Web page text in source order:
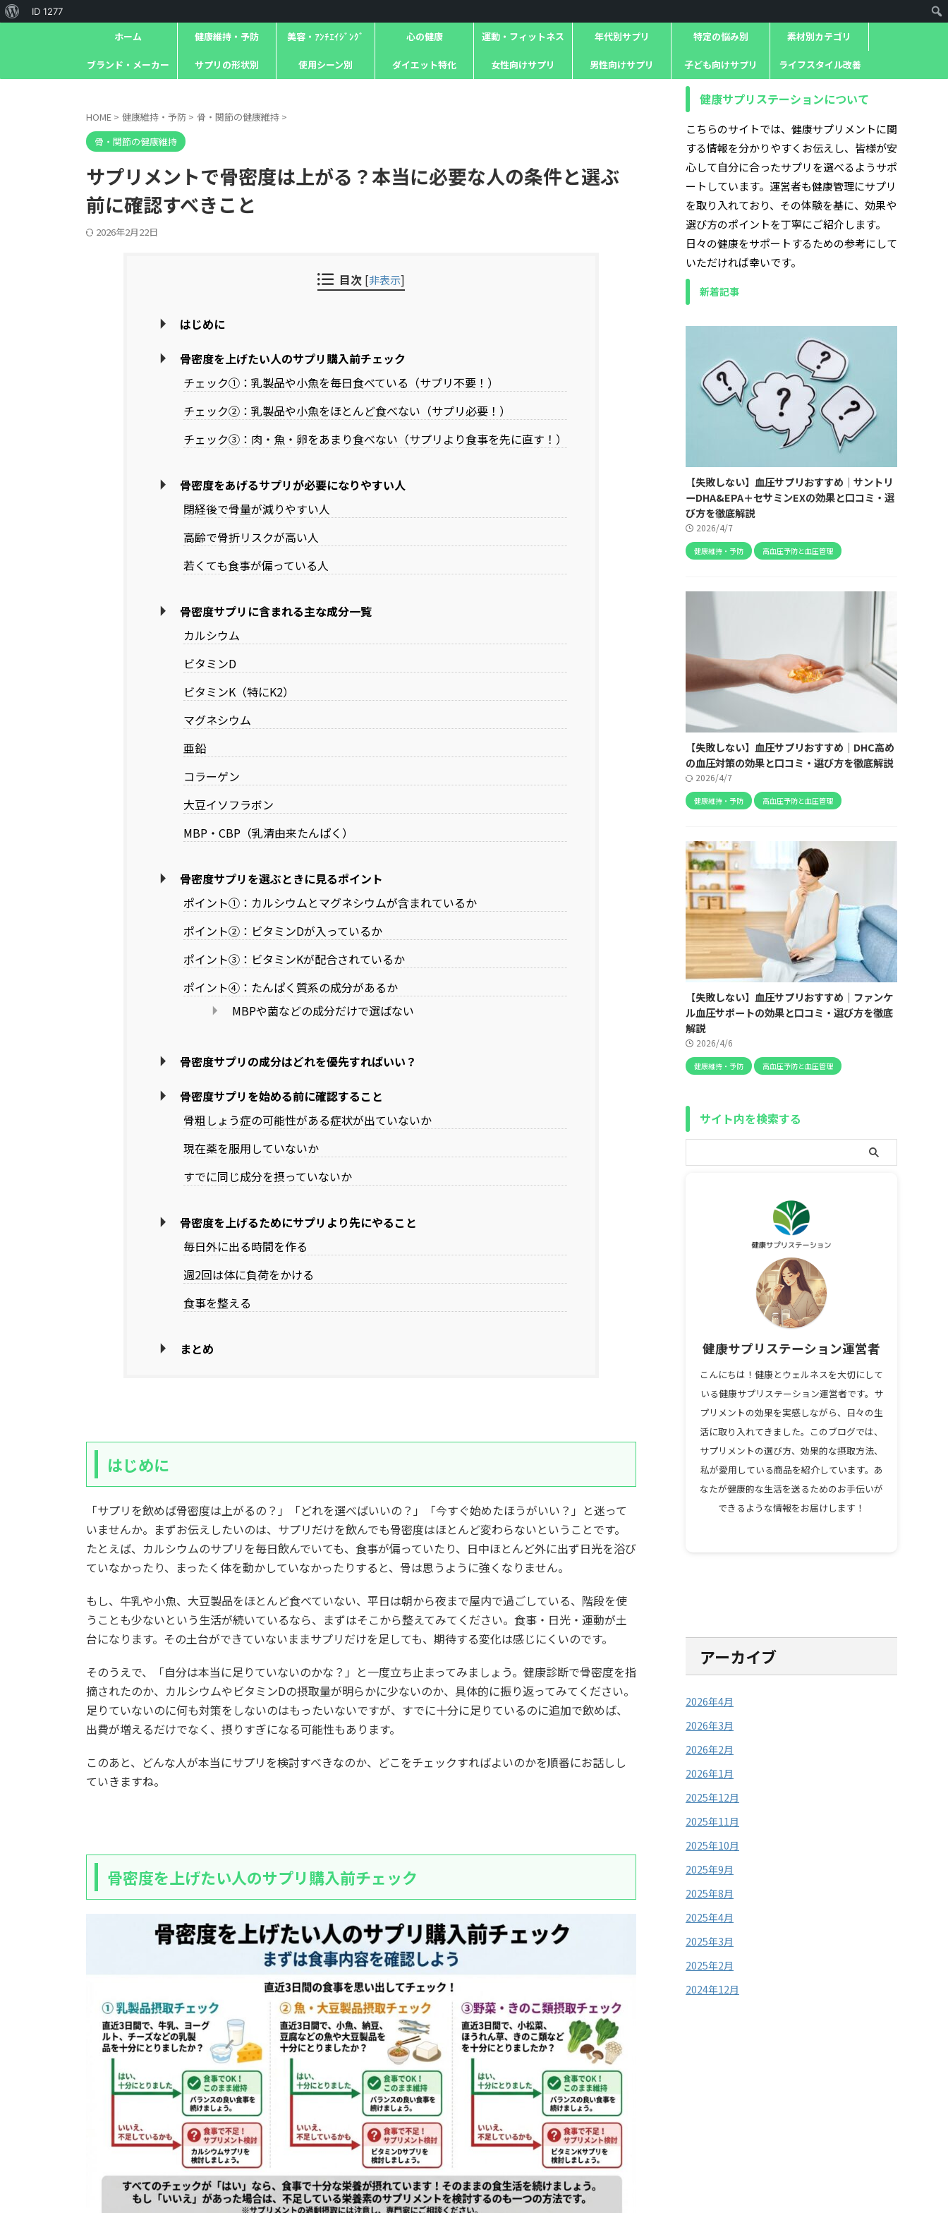
ホーム 健康維持・予防 美容・ｱﾝﾁｴｲｼﾞﾝｸﾞ 心の健康 運動・フィットネス 年代別サプリ 特定の悩み別 素材別カテゴリ
ブランド・メーカー サプリの形状別 使用シーン別 ダイエット特化 女性向けサプリ 男性向けサプリ 子ども向けサプリ ライフスタイル改善
HOME > 健康維持・予防 > 骨・関節の健康維持 >
骨・関節の健康維持
サプリメントで骨密度は上がる？本当に必要な人の条件と選ぶ
前に確認すべきこと
2026年2月22日
目次 [非表示]
はじめに
骨密度を上げたい人のサプリ購入前チェック
チェック①：乳製品や小魚を毎日食べている（サプリ不要！）
チェック②：乳製品や小魚をほとんど食べない（サプリ必要！）
チェック③：肉・魚・卵をあまり食べない（サプリより食事を先に直す！）
骨密度をあげるサプリが必要になりやすい人
閉経後で骨量が減りやすい人
高齢で骨折リスクが高い人
若くても食事が偏っている人
骨密度サプリに含まれる主な成分一覧
カルシウム
ビタミンD
ビタミンK（特にK2）
マグネシウム
亜鉛
コラーゲン
大豆イソフラボン
MBP・CBP（乳清由来たんぱく）
骨密度サプリを選ぶときに見るポイント
ポイント①：カルシウムとマグネシウムが含まれているか
ポイント②：ビタミンDが入っているか
ポイント③：ビタミンKが配合されているか
ポイント④：たんぱく質系の成分があるか
MBPや菌などの成分だけで選ばない
骨密度サプリの成分はどれを優先すればいい？
骨密度サプリを始める前に確認すること
骨粗しょう症の可能性がある症状が出ていないか
現在薬を服用していないか
すでに同じ成分を摂っていないか
骨密度を上げるためにサプリより先にやること
毎日外に出る時間を作る
週2回は体に負荷をかける
食事を整える
まとめ
はじめに
「サプリを飲めば骨密度は上がるの？」「どれを選べばいいの？」「今すぐ始めたほうがいい？」と迷って
いませんか。まずお伝えしたいのは、サプリだけを飲んでも骨密度はほとんど変わらないということです。
たとえば、カルシウムのサプリを毎日飲んでいても、食事が偏っていたり、日中ほとんど外に出ず日光を浴び
ていなかったり、まったく体を動かしていなかったりすると、骨は思うように強くなりません。
もし、牛乳や小魚、大豆製品をほとんど食べていない、平日は朝から夜まで屋内で過ごしている、階段を使
うことも少ないという生活が続いているなら、まずはそこから整えてみてください。食事・日光・運動が土
台になります。その土台ができていないままサプリだけを足しても、期待する変化は感じにくいのです。
そのうえで、「自分は本当に足りていないのかな？」と一度立ち止まってみましょう。健康診断で骨密度を指
摘されたのか、カルシウムやビタミンDの摂取量が明らかに少ないのか、具体的に振り返ってみてください。
足りていないのに何も対策をしないのはもったいないですが、すでに十分に足りているのに追加で飲めば、
出費が増えるだけでなく、摂りすぎになる可能性もあります。
このあと、どんな人が本当にサプリを検討すべきなのか、どこをチェックすればよいのかを順番にお話しし
ていきますね。
骨密度を上げたい人のサプリ購入前チェック
健康サプリステーションについて
こちらのサイトでは、健康サプリメントに関
する情報を分かりやすくお伝えし、皆様が安
心して自分に合ったサプリを選べるようサポ
ートしています。運営者も健康管理にサプリ
を取り入れており、その体験を基に、効果や
選び方のポイントを丁寧にご紹介します。
日々の健康をサポートするための参考にして
いただければ幸いです。
新着記事
【失敗しない】血圧サプリおすすめ｜サントリ
ーDHA&EPA＋セサミンEXの効果と口コミ・選
び方を徹底解説
2026/4/7
健康維持・予防 高血圧予防と血圧管理
【失敗しない】血圧サプリおすすめ｜DHC高め
の血圧対策の効果と口コミ・選び方を徹底解説
2026/4/7
健康維持・予防 高血圧予防と血圧管理
【失敗しない】血圧サプリおすすめ｜ファンケ
ル血圧サポートの効果と口コミ・選び方を徹底
解説
2026/4/6
健康維持・予防 高血圧予防と血圧管理
サイト内を検索する
健康サプリステーション運営者
こんにちは！健康とウェルネスを大切にして
いる健康サプリステーション運営者です。サ
プリメントの効果を実感しながら、日々の生
活に取り入れてきました。このブログでは、
サプリメントの選び方、効果的な摂取方法、
私が愛用している商品を紹介しています。あ
なたが健康的な生活を送るためのお手伝いが
できるような情報をお届けします！
アーカイブ
2026年4月
2026年3月
2026年2月
2026年1月
2025年12月
2025年11月
2025年10月
2025年9月
2025年8月
2025年4月
2025年3月
2025年2月
2024年12月
ID 1277